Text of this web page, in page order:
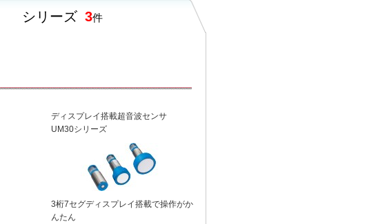
シリーズ 3件
ディスプレイ搭載超音波センサ
UM30シリーズ
3桁7セグディスプレイ搭載で操作がか
んたん